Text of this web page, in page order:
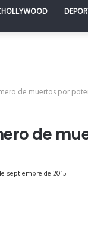
de muertos por
de
septiembre de 2015